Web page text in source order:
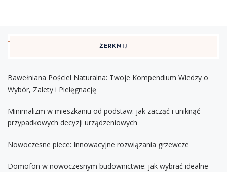
ZERKNIJ
Bawełniana Pościel Naturalna: Twoje Kompendium Wiedzy o
Wybór, Zalety i Pielęgnację
Minimalizm w mieszkaniu od podstaw: jak zacząć i uniknąć
przypadkowych decyzji urządzeniowych
Nowoczesne piece: Innowacyjne rozwiązania grzewcze
Domofon w nowoczesnym budownictwie: jak wybrać idealne